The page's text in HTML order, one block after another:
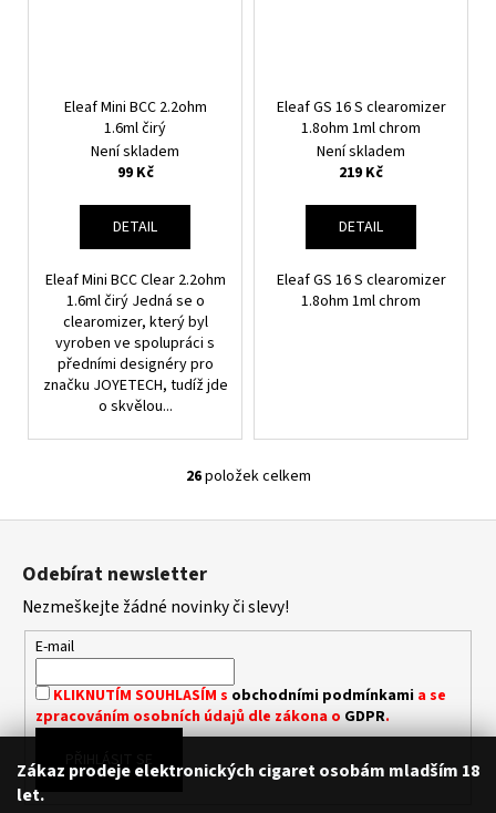
Zákaz prodeje elektronických cigaret osobám mladším 18
let.
Eleaf Mini BCC 2.2ohm
1.6ml čirý
Není skladem
99 Kč
DETAIL
Eleaf Mini BCC Clear 2.2ohm
1.6ml čirý Jedná se o
clearomizer, který byl
vyroben ve spolupráci s
předními designéry pro
značku JOYETECH, tudíž jde
o skvělou...
Eleaf GS 16 S clearomizer
1.8ohm 1ml chrom
Není skladem
219 Kč
DETAIL
Eleaf GS 16 S clearomizer
1.8ohm 1ml chrom
O
V
A
C
P
R
V
Y
26položek celkem
Z
Odebírat newsletter
Nezmeškejte žádné novinky či slevy!
E-mail
KLIKNUTÍM SOUHLASÍM s obchodními podmínkamia se
zpracováním osobních údajů dle zákona o GDPR.
PŘIHLÁSIT SE